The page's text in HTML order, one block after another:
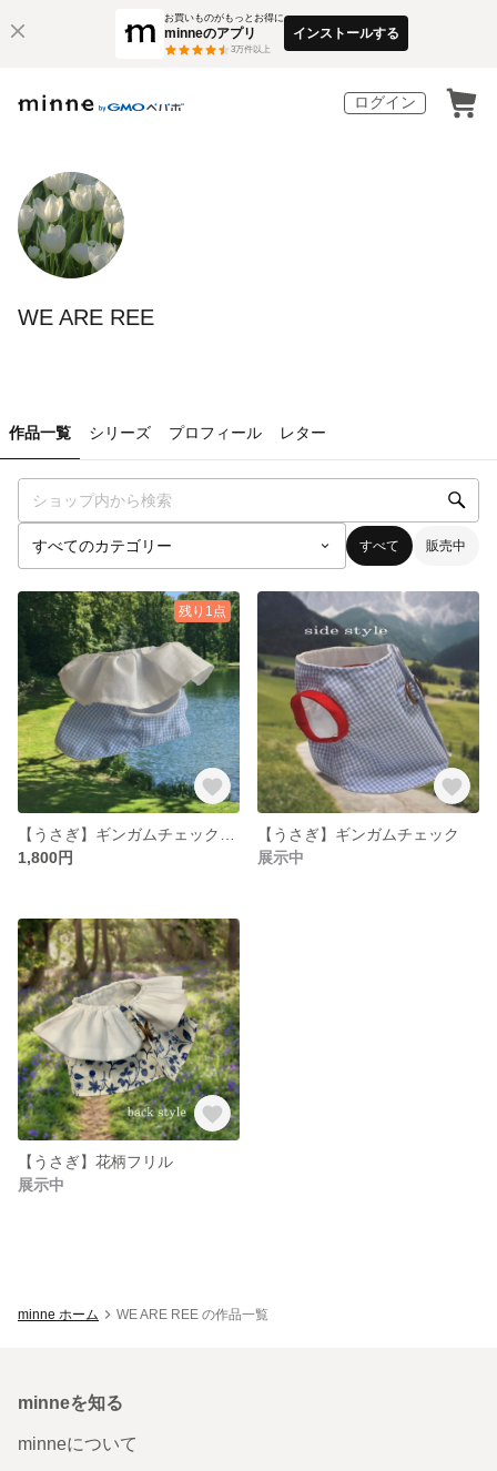
お買いものがもっとお得に
minneのアプリ
3万件以上
インストールする
ログイン
WE ARE REE
作品一覧 シリーズ プロフィール レター
すべて 販売中
残り1点
1,800円
【うさぎ】ギンガムチェック
展示中
【うさぎ】花柄フリル
展示中
minne ホーム WE ARE REE の作品一覧
minneを知る
minneについて